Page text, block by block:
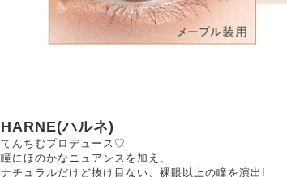
HARNE(ハルネ)
てんちむプロデュース♡
瞳にほのかなニュアンスを加え、
ナチュラルだけど抜け目ない、裸眼以上の瞳を演出!